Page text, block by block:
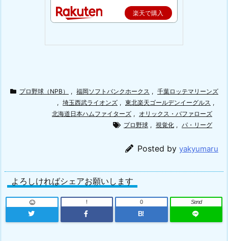
楽天で購入
プロ野球（NPB） , 福岡ソフトバンクホークス , 千葉ロッテマリーンズ
, 埼玉西武ライオンズ , 東北楽天ゴールデンイーグルス ,
北海道日本ハムファイターズ ,
オリックス・バファローズ
プロ野球 , 視覚化 , パ・リーグ
Posted by yakyumaru
よろしければシェアお願いします
!
B!
0 Send